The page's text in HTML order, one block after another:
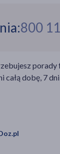
800
porady
całą dobę, 7